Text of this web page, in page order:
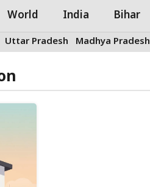
World India Bihar
Uttar Pradesh Madhya Pradesh